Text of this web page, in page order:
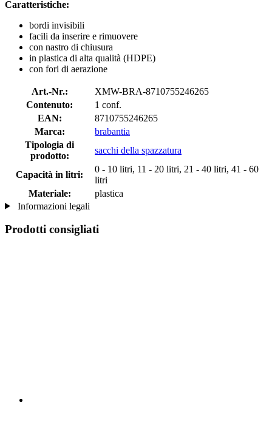
Caratteristiche:
bordi invisibili
facili da inserire e rimuovere
con nastro di chiusura
in plastica di alta qualità (HDPE)
con fori di aerazione
Art.-Nr.:
XMW-BRA-8710755246265
Contenuto:
1 conf.
EAN:
8710755246265
Marca:
brabantia
Tipologia di
prodotto:
sacchi della spazzatura
Capacità in litri:
0 - 10 litri, 11 - 20 litri, 21 - 40 litri, 41 - 60
litri
Materiale:
plastica
Informazioni legali
Prodotti consigliati